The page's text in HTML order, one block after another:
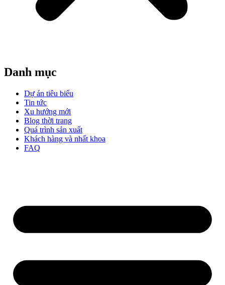
Danh mục
Dự án tiêu biểu
Tin tức
Xu hướng mới
Blog thời trang
Quá trình sản xuất
Khách hàng và nhất khoa
FAQ